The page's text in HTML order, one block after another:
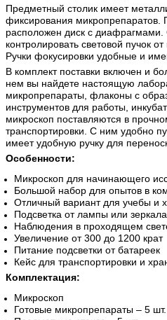
Предметный столик имеет
фиксирования
расположен диск с
контролировать световой пучок от
Ручки фокусировки удобные и
В комплект поставки включен и
нем вы найдете настоящую
микропрепараты, флаконы с
инструментов для работы,
микроскоп поставляются в
транспортировки. С ним удобно
имеет удобную ручку для
Особенности:
Микроскоп для начинающего
Большой набор для опытов в
Отличный вариант для учебы и
Подсветка от лампы или зеркала
Наблюдения в проходящем
Увеличение от 300 до 1200 крат
Питание подсветки от батареек
Кейс для транспортировки и
Комплектация:
Микроскоп
Готовые микропрепараты – 5 шт.